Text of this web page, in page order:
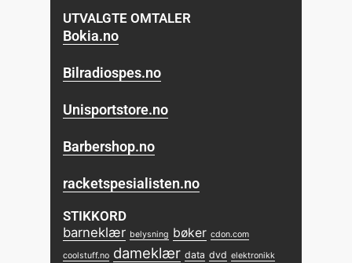
UTVALGTE OMTALER
Bokia.no
Bilradiospes.no
Unisportstore.no
Barbershop.no
racketspesialisten.no
STIKKORD
barneklær belysning bøker cdon.com
coolstuff.no dameklær data dvd elektronikk